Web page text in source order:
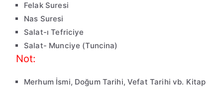
Felak Suresi
Nas Suresi
Salat-ı Tefriciye
Salat- Munciye (Tuncina)
Not:
Merhum İsmi, Doğum Tarihi, Vefat Tarihi vb. Kitap